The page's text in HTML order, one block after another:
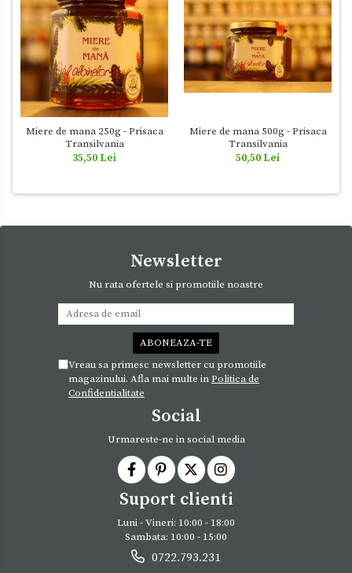
Miere de mana 250g - Prisaca
Transilvania
35,50 Lei
Miere de mana 500g - Prisaca
Transilvania
50,50 Lei
Newsletter
Nu rata ofertele si promotiile noastre
Vreau sa primesc newsletter cu promotiile
magazinului. Afla mai multe inPolitica de
Confidentialitate
Social
Urmareste-ne in social media
Suport clienti
Luni - Vineri: 10:00 - 18:00
Sambata: 10:00 - 15:00
0722.793.231